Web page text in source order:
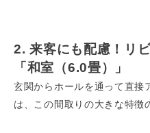
2. 来客にも配慮！リ
「和室（6.0畳）」
玄関からホールを通って直接
は、この間取りの大きな特徴